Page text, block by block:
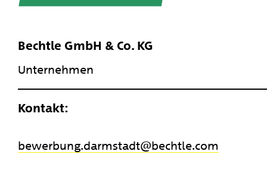
Bechtle GmbH & Co. KG
Unternehmen
Kontakt:
bewerbung.darmstadt ​bechtle.com